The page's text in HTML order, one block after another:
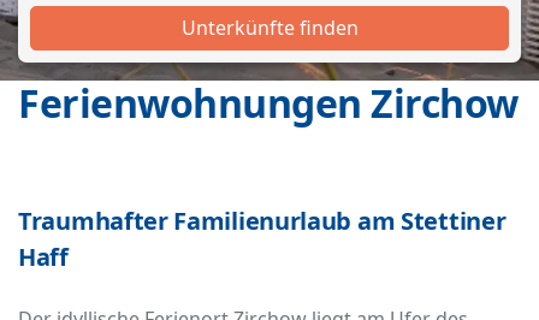
Unterkünfte finden
Ferienwohnungen Zirchow
Traumhafter Familienurlaub am Stettiner
Haff